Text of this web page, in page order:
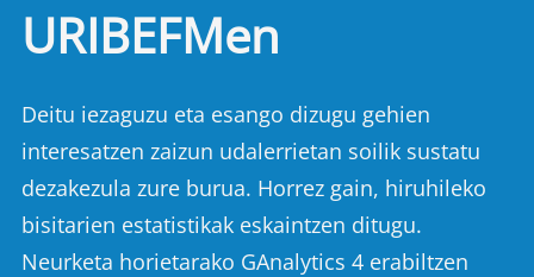
URIBEFMen
Deitu iezaguzu eta esango dizugu gehien
interesatzen zaizun udalerrietan soilik sustatu
dezakezula zure burua. Horrez gain, hiruhileko
bisitarien estatistikak eskaintzen ditugu.
Neurketa horietarako GAnalytics 4 erabiltzen